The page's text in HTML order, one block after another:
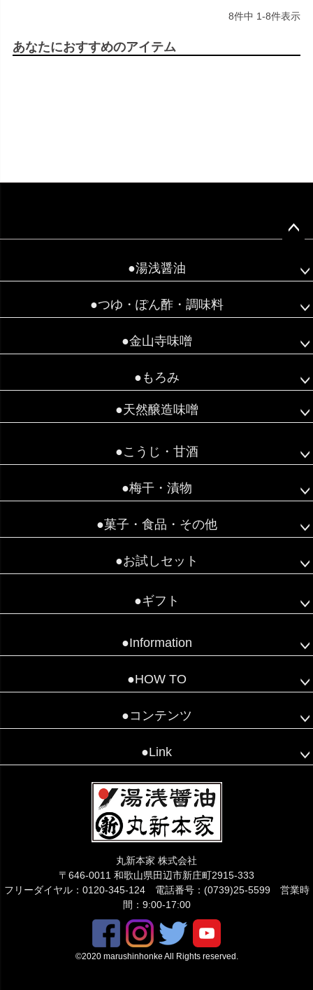
8件中 1-8件表示
あなたにおすすめのアイテム
●湯浅醤油
●つゆ・ぽん酢・調味料
●金山寺味噌
●もろみ
●天然醸造味噌
●こうじ・甘酒
●梅干・漬物
●菓子・食品・その他
●お試しセット
●ギフト
●Information
●HOW TO
●コンテンツ
●Link
丸新本家 株式会社
〒646-0011 和歌山県田辺市新庄町2915-333
フリーダイヤル：0120-345-124 電話番号：(0739)25-5599 営業時
間：9:00-17:00
©2020 marushinhonke All Rights reserved.